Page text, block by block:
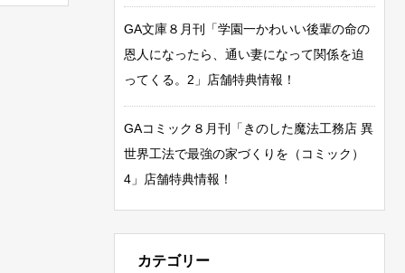
GA文庫８月刊「学園一かわいい後輩の命の
恩人になったら、通い妻になって関係を迫
ってくる。2」店舗特典情報！
GAコミック８月刊「きのした魔法工務店 異
世界工法で最強の家づくりを（コミック）
4」店舗特典情報！
カテゴリー